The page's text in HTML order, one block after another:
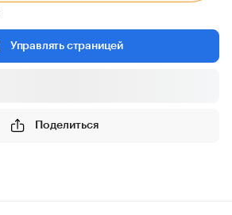
Управлять страницей
Поделиться